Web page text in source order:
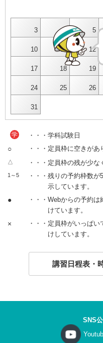
3 4 5
10 11 12
17 18 19
24 25 26
31
学 ・・・学科試験日
○ ・・・定員枠に空きがあ
△ ・・・定員枠の残が少な
1～5
・・・残りの予約枠数
示しています。
●
・・・Webからの予約
けています。
×
・・・定員枠がいっぱ
けしています。
講習日程表・
SNS